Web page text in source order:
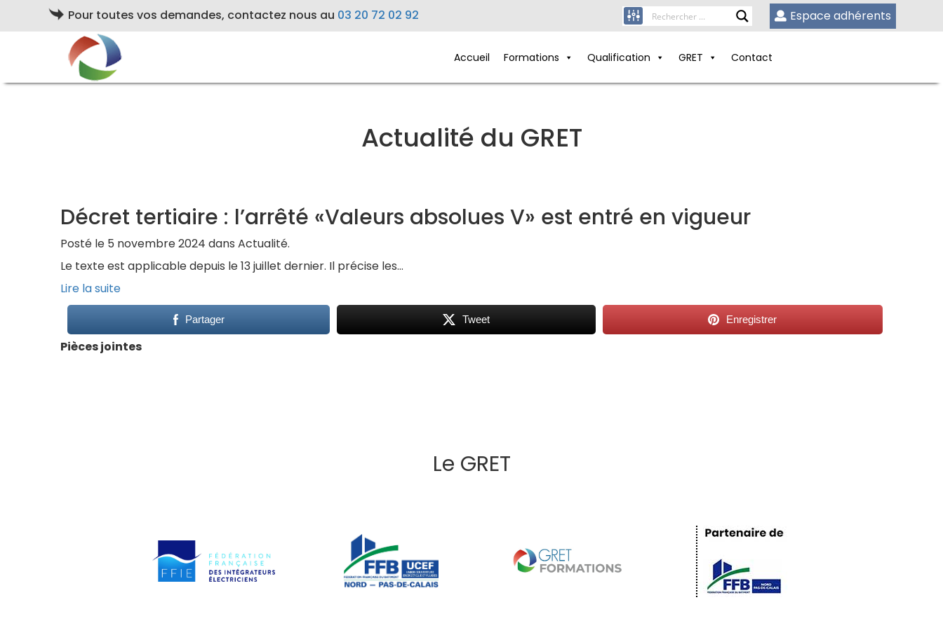
Pour toutes vos demandes, contactez nous au 03 20 72 02 92 Espace adhérents
Accueil Formations Qualification GRET Contact
Actualité du GRET
Décret tertiaire : l’arrêté «Valeurs absolues V» est entré en vigueur
Posté le 5 novembre 2024 dans Actualité.
Le texte est applicable depuis le 13 juillet dernier. Il précise les…
Lire la suite
Partager Tweet Enregistrer
Pièces jointes
Le GRET